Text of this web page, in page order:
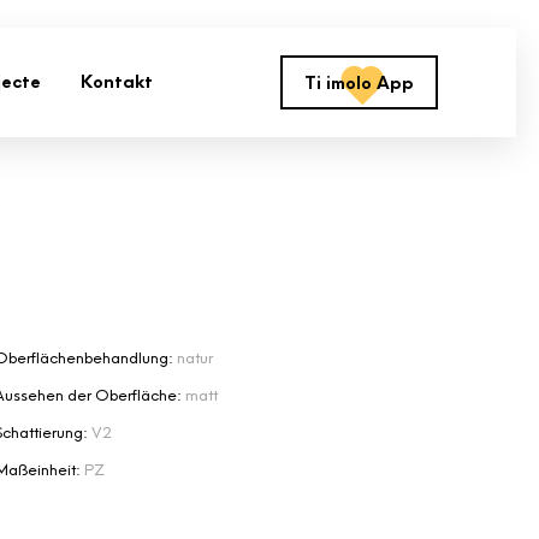
Kontakt Ti imolo App
natur
der Oberfläche: matt
V2
PZ